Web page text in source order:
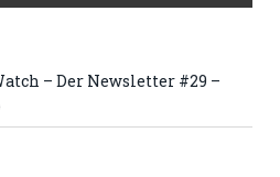
– Der Newsletter #29 –